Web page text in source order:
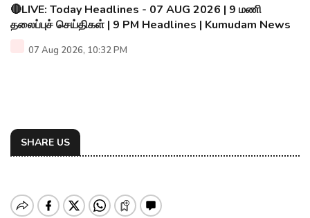
🔴LIVE: Today Headlines - 07 AUG 2026 | 9 மணி
தலைப்புச் செய்திகள் | 9 PM Headlines | Kumudam News
07 Aug 2026, 10:32 PM
SHARE US